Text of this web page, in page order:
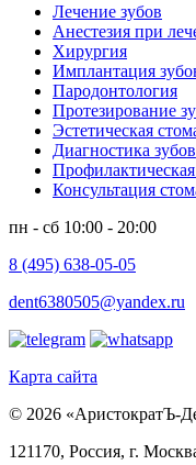
Лечение зубов
Анестезия при
Хирургия
Имплантация
Пародонтология
Протезирование
Эстетическая
Диагностика зубов
Консультация
пн - сб 10:00 - 20:00
8 (495) 638-05-05
dent6380505@yandex.ru
Карта сайта
© 2026 «АристократЪ-
121170, Россия, г.